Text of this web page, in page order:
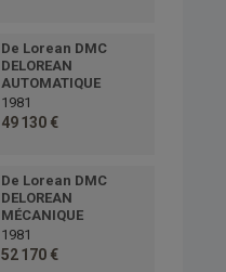
De Lorean DMC
DELOREAN
AUTOMATIQUE
1981
49 130 €
De Lorean DMC
DELOREAN
MÉCANIQUE
1981
52 170 €